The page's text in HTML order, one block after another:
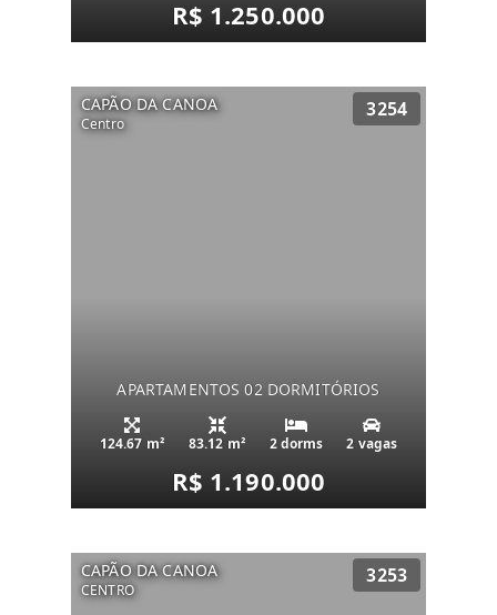
R$ 1.250.000
CAPÃO DA CANOA
Centro
3254
APARTAMENTOS 02 DORMITÓRIOS
124.67 m² 83.12 m² 2 dorms 2 vagas
R$ 1.190.000
CAPÃO DA CANOA
CENTRO
3253